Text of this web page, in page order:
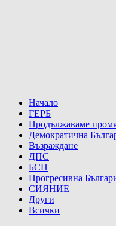
Начало
ГЕРБ
Продължаваме
Демократична
Възраждане
ДПС
БСП
Прогресивна
СИЯНИЕ
Други
Всички